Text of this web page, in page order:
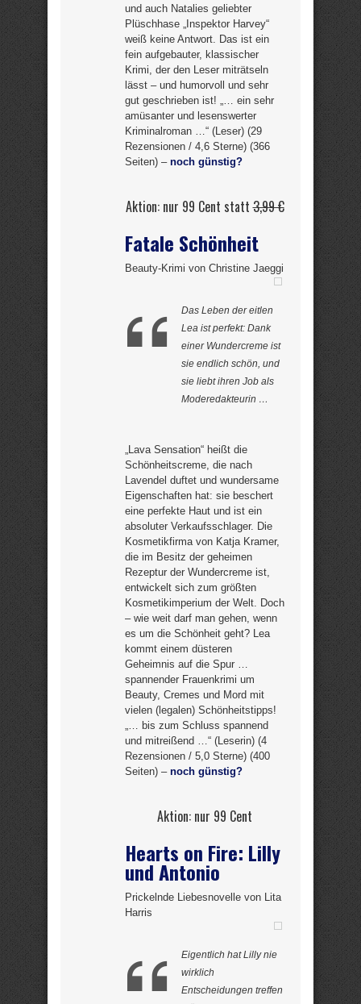
und auch Natalies geliebter
Plüschhase „Inspektor Harvey“
weiß keine Antwort. Das ist ein
fein aufgebauter, klassischer
Krimi, der den Leser miträtseln
lässt – und humorvoll und sehr
gut geschrieben ist! „… ein sehr
amüsanter und lesenswerter
Kriminalroman …“ (Leser) (29
Rezensionen / 4,6 Sterne) (366
Seiten) – noch günstig?
Aktion: nur 99 Cent statt3,99 €
Fatale Schönheit
Beauty-Krimi von Christine Jaeggi
Das Leben der eitlen
Lea ist perfekt: Dank
einer Wundercreme ist
sie endlich schön, und
sie liebt ihren Job als
Moderedakteurin …
„Lava Sensation“ heißt die
Schönheitscreme, die nach
Lavendel duftet und wundersame
Eigenschaften hat: sie beschert
eine perfekte Haut und ist ein
absoluter Verkaufsschlager. Die
Kosmetikfirma von Katja Kramer,
die im Besitz der geheimen
Rezeptur der Wundercreme ist,
entwickelt sich zum größten
Kosmetikimperium der Welt. Doch
– wie weit darf man gehen, wenn
es um die Schönheit geht? Lea
kommt einem düsteren
Geheimnis auf die Spur …
spannender Frauenkrimi um
Beauty, Cremes und Mord mit
vielen (legalen) Schönheitstipps!
„… bis zum Schluss spannend
und mitreißend …“ (Leserin) (4
Rezensionen / 5,0 Sterne) (400
Seiten) – noch günstig?
Aktion: nur 99 Cent
Hearts on Fire: Lilly
und Antonio
Prickelnde Liebesnovelle von Lita
Harris
Eigentlich hat Lilly nie
wirklich
Entscheidungen treffen